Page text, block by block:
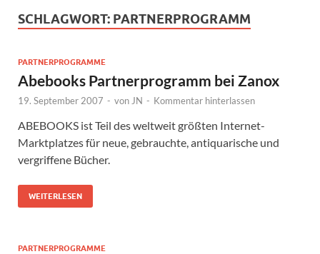
SCHLAGWORT: PARTNERPROGRAMM
PARTNERPROGRAMME
Abebooks Partnerprogramm bei Zanox
19. September 2007 - von JN - Kommentar hinterlassen
ABEBOOKS ist Teil des weltweit größten Internet-
Marktplatzes für neue, gebrauchte, antiquarische und
vergriffene Bücher.
WEITERLESEN
PARTNERPROGRAMME